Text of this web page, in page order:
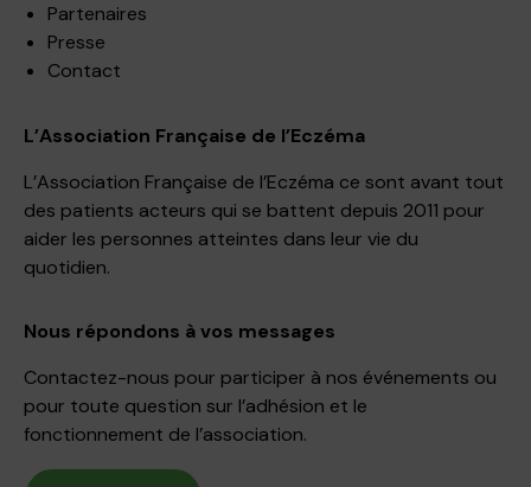
Partenaires
Presse
Contact
L’Association Française de l’Eczéma
L’Association Française de l’Eczéma ce sont avant tout
des patients acteurs qui se battent depuis 2011 pour
aider les personnes atteintes dans leur vie du
quotidien.
Nous répondons à vos messages
Contactez-nous pour participer à nos événements ou
pour toute question sur l’adhésion et le
fonctionnement de l’association.